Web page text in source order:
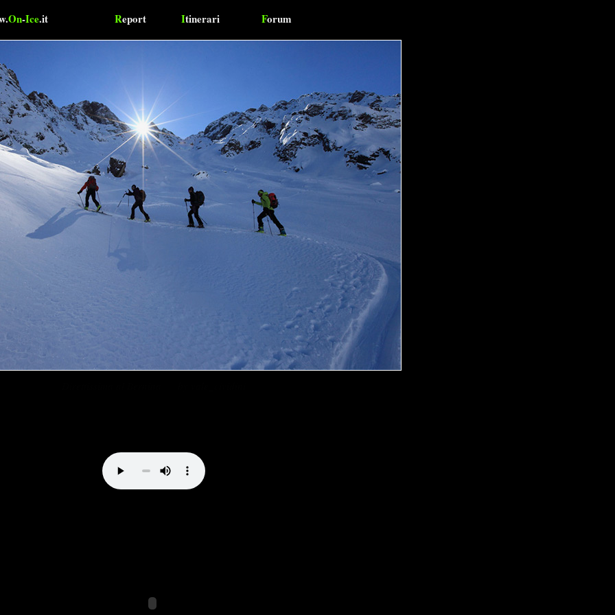
On-Ice.it Report Itinerari Forum